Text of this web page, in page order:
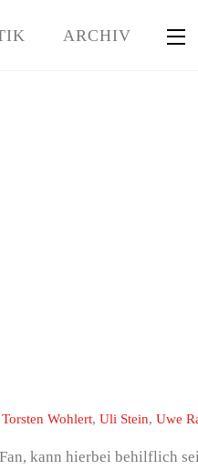
ARCHIV
Torsten Wohlert, Uli Stein, Uwe
kann hierbei behilflich